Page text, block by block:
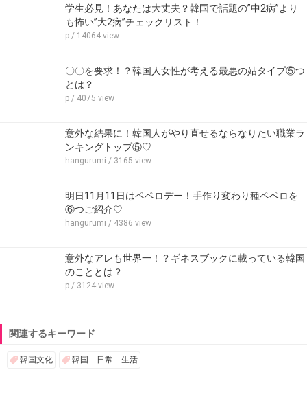
学生必見！あなたは大丈夫？韓国で話題の”中2病”より
も怖い”大2病”チェックリスト！
p / 14064 view
〇〇を要求！？韓国人女性が考える最悪の姑タイプ⑤つ
とは？
p / 4075 view
意外な結果に！韓国人がやり直せるならなりたい職業ラ
ンキングトップ⑤♡
hangurumi / 3165 view
明日11月11日はペペロデー！手作り変わり種ペペロを
⑥つご紹介♡
hangurumi / 4386 view
意外なアレも世界一！？ギネスブックに載っている韓国
のこととは？
p / 3124 view
関連するキーワード
韓国文化 韓国 日常 生活